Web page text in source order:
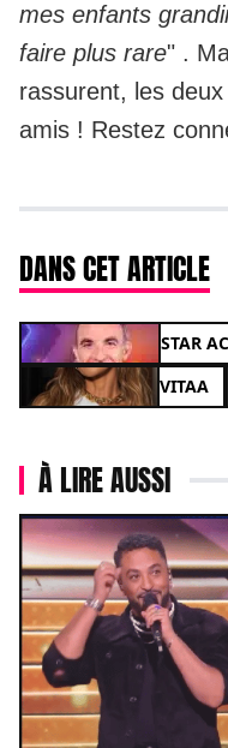
mes enfants
faire plus rare" .
rassurent, les
amis ! Restez
DANS CET ARTICLE
STAR
VITAA
À LIRE AUSSI